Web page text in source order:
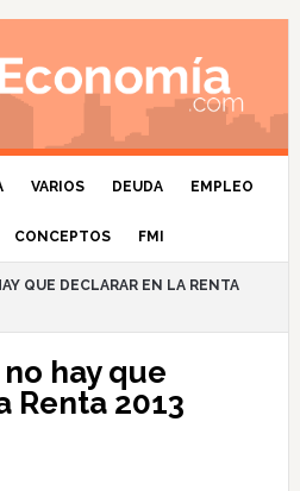
VARIOS DEUDA EMPLEO
CONCEPTOS FMI
QUE DECLARAR EN LA RENTA
hay que
Renta 2013